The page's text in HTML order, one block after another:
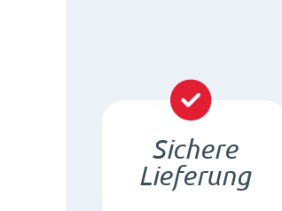
Sichere
Lieferung